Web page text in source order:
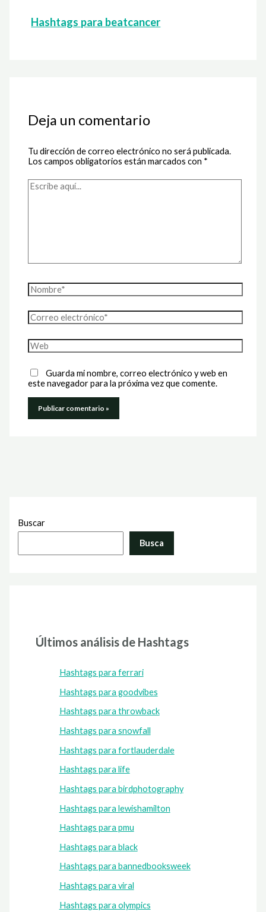
Hashtags para beatcancer
Deja un comentario
Tu dirección de correo electrónico no será publicada.
Los campos obligatorios están marcados con *
Escribe
Nombre*
Correo
electrónico*
Web
Guarda mi nombre, correo electrónico y web en
este navegador para la próxima vez que comente.
Buscar
Busca
Últimos análisis de Hashtags
Hashtags para ferrari
Hashtags para goodvibes
Hashtags para throwback
Hashtags para snowfall
Hashtags para fortlauderdale
Hashtags para life
Hashtags para birdphotography
Hashtags para lewishamilton
Hashtags para pmu
Hashtags para black
Hashtags para bannedbooksweek
Hashtags para viral
Hashtags para olympics